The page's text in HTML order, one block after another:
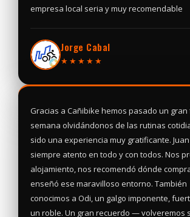
empresa local seria y muy recomendable
Jorge Cabal
★★★★★
Gracias a Cañibike hemos pasado un gran
semana olvidándonos de las rutinas
sido una experiencia muy gratificante. Juan
siempre atento en todo y con todos. Nos
alojamiento, nos recomendó dónde
enseñó ese maravilloso entorno. También
conocimos a Odi, un galgo imponente,
un roble. Un gran recuerdo — volveremos